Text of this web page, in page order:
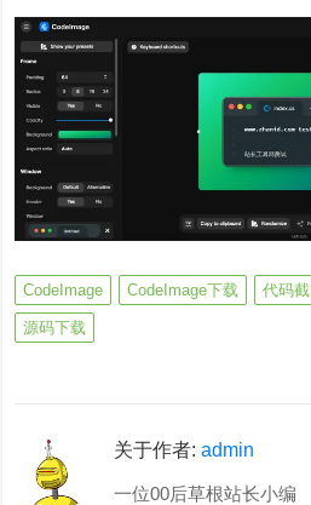
CodeImage CodeImage下载 代码
源码下载
关于作者:admin
一位00后草根站长小编